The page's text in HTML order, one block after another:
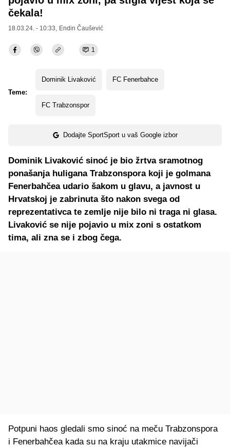
čekala!
18.03.24. - 10:33, Endin Čaušević
1
Teme:
Dominik Livaković FC Fenerbahce
FC Trabzonspor
Dodajte SportSport u vaš Google izbor
Dominik Livaković sinoć je bio žrtva sramotnog
ponašanja huligana Trabzonspora koji je golmana
Fenerbahčea udario šakom u glavu, a javnost u
Hrvatskoj je zabrinuta što nakon svega od
reprezentativca te zemlje nije bilo ni traga ni glasa.
Livaković se nije pojavio u mix zoni s ostatkom
tima, ali zna se i zbog čega.
Potpuni haos gledali smo sinoć na meču Trabzonspora
i Fenerbahčea kada su na kraju utakmice navijači